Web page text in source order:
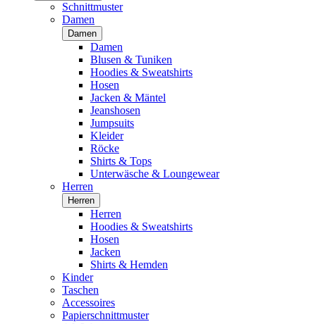
Schnittmuster
Damen
Damen
Damen
Blusen & Tuniken
Hoodies & Sweatshirts
Hosen
Jacken & Mäntel
Jeanshosen
Jumpsuits
Kleider
Röcke
Shirts & Tops
Unterwäsche & Loungewear
Herren
Herren
Herren
Hoodies & Sweatshirts
Hosen
Jacken
Shirts & Hemden
Kinder
Taschen
Accessoires
Papierschnittmuster